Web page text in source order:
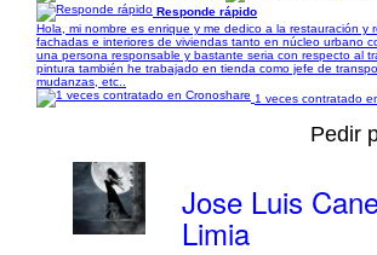
Responde rápido
Hola, mi nombre es enrique y me dedico a la restauración y
fachadas e interiores de viviendas tanto en núcleo urbano
una persona responsable y bastante seria con respecto al
pintura también he trabajado en tienda como jefe de
mudanzas, etc..
1 veces contratado
Pedir
Jose Luis
Limia